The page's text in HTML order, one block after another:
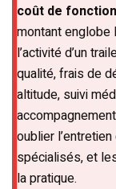
coût de
montant englobe
l’activité d’un
qualité, frais de
altitude, suivi
oublier
spécialisés, et
la pratique.